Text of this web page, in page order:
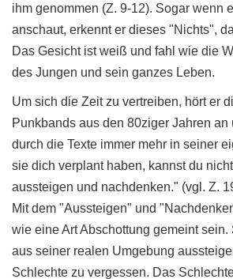
ihm genommen (Z. 9-12). Sogar wenn
anschaut, erkennt er dieses "Nichts",
Das Gesicht ist weiß und fahl wie die
des Jungen und sein ganzes Leben.
Um sich die Zeit zu vertreiben, hört er
Punkbands aus den 80ziger Jahren
durch die Texte immer mehr in seiner
sie dich verplant haben, kannst du
aussteigen und nachdenken." (vgl. Z.
Mit dem "Aussteigen" und
wie eine Art Abschottung gemeint sein.
aus seiner realen Umgebung
Schlechte zu vergessen. Das